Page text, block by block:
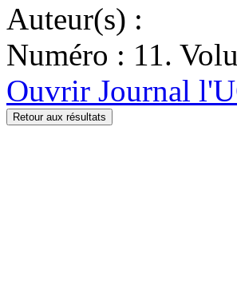
Auteur(s) :
Numéro : 11.
Ouvrir Journal
Retour aux résultats